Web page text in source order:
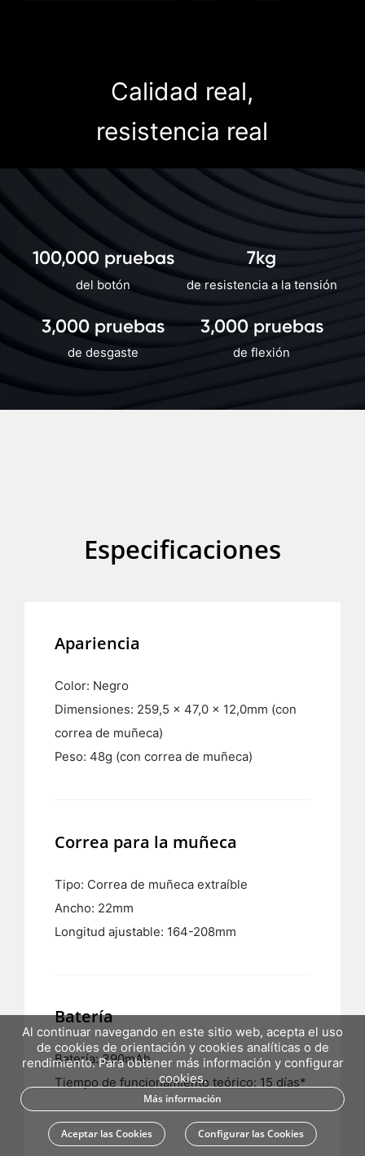
Calidad real,
resistencia real
100,000 pruebas
del botón
7kg
de resistencia a la tensión
3,000 pruebas
de desgaste
3,000 pruebas
de flexión
Especificaciones
Apariencia
Color: Negro
Dimensiones: 259,5 x 47,0 x 12,0mm (con
correa de muñeca)
Peso: 48g (con correa de muñeca)
Correa para la muñeca
Tipo: Correa de muñeca extraíble
Ancho: 22mm
Longitud ajustable: 164-208mm
Batería
Batería: 390mAh
Tiempo de funcionamiento teórico: 15 días*
Al continuar navegando en este sitio web, acepta el uso
de cookies de orientación y cookies analíticas o de
rendimiento. Para obtener más información y configurar
cookies.
Más información
Aceptar las Cookies Configurar las Cookies